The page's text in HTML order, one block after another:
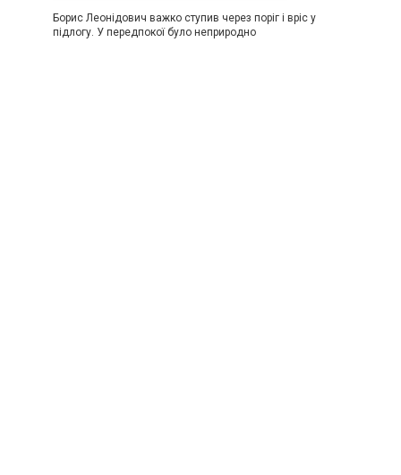
Борис Леонідович важко ступив через поріг і вріс у
підлогу. У передпокої було неприродно